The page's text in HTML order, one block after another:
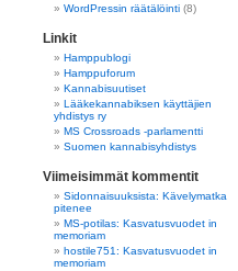
WordPressin räätälöinti (8)
Linkit
Hamppublogi
Hamppuforum
Kannabisuutiset
Lääkekannabiksen käyttäjien
yhdistys ry
MS Crossroads -parlamentti
Suomen kannabisyhdistys
Viimeisimmät kommentit
Sidonnaisuuksista: Kävelymatka
pitenee
MS-potilas: Kasvatusvuodet in
memoriam
hostile751: Kasvatusvuodet in
memoriam